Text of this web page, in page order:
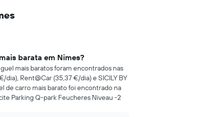
barata em Nimes?
mais baratos foram encontrados nas
Rent@Car (35,37 €/dia) e SICILY BY
de carro mais barato foi encontrado na
Parking Q-park Feucheres Niveau -2